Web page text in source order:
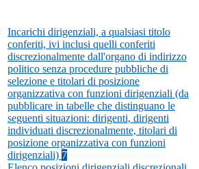
Incarichi dirigenziali, a qualsiasi titolo
conferiti, ivi inclusi quelli conferiti
discrezionalmente dall'organo di indirizzo
politico senza procedure pubbliche di
selezione e titolari di posizione
organizzativa con funzioni dirigenziali (da
pubblicare in tabelle che distinguano le
seguenti situazioni: dirigenti, dirigenti
individuati discrezionalmente, titolari di
posizione organizzativa con funzioni
dirigenziali) 7